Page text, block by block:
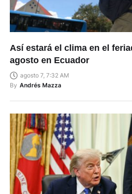
Así estará el clima en el
agosto en Ecuador
agosto 7, 7:32 AM
By Andrés Mazza